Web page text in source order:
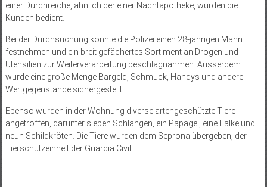
einer Durchreiche, ähnlich der einer Nachtapotheke, wurden die
Kunden bedient.
Bei der Durchsuchung konnte die Polizei einen 28-jährigen Mann
festnehmen und ein breit gefächertes Sortiment an Drogen und
Utensilien zur Weiterverarbeitung beschlagnahmen. Ausserdem
wurde eine große Menge Bargeld, Schmuck, Handys und andere
Wertgegenstände sichergestellt.
Ebenso wurden in der Wohnung diverse artengeschützte Tiere
angetroffen, darunter sieben Schlangen, ein Papagei, eine Falke und
neun Schildkröten. Die Tiere wurden dem Seprona übergeben, der
Tierschutzeinheit der Guardia Civil.